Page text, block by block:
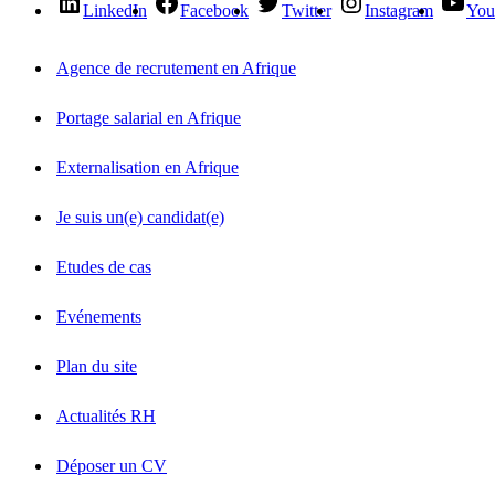
LinkedIn Facebook Twitter Instagram
Agence de recrutement en Afrique
Portage salarial en Afrique
Externalisation en Afrique
Je suis un(e) candidat(e)
Etudes de cas
Evénements
Plan du site
Actualités RH
Déposer un CV